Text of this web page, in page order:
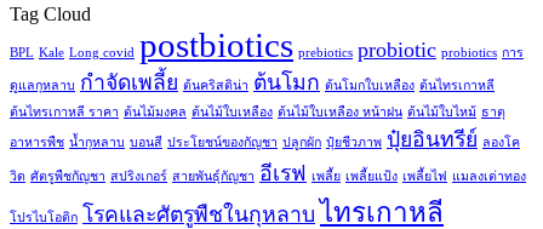
Tag Cloud
BPL Kale Long covid postbiotics prebiotics probiotic probiotics การ
ดูแลกุหลาบ กำจัดเพลี้ย ต้นคริสติน่า ต้นโมก ต้นโมกใบเหลือง ต้นไทรเกาหลี
ต้นไทรเกาหลี ราคา ต้นไม้มงคล ต้นไม้ใบเหลือง ต้นไม้ใบเหลือง หน้าฝน ต้นไม้ใบไหม้ ธาตุ
อาหารพืช น้ำกุหลาบ บอนสี ประโยชน์ของกัญชา ปลูกผัก ปุ๋ยชีวภาพ ปุ๋ยอินทรีย์ ลองโค
วิด ศัตรูพืชกัญชา สปริงเกอร์ สายพันธุ์กัญชา อีเรฟ เพลี้ย เพลี้ยแป้ง เพลี้ยไฟ แมลงเต่าทอง
โปรไบโอติก โรคและศัตรูพืชในกุหลาบ ไทรเกาหลี